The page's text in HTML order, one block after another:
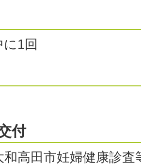
に1回
付
和高田市妊婦健康診